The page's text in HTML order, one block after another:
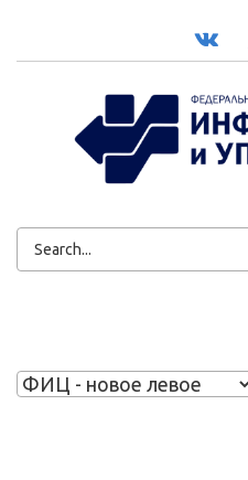
ВК
ФОРМА